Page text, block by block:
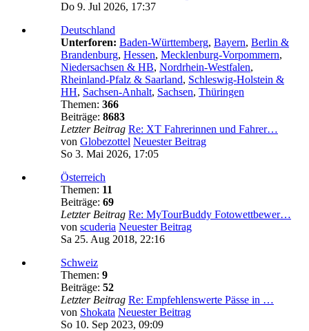
Do 9. Jul 2026, 17:37
Deutschland
Unterforen: Baden-Württemberg, Bayern, Berlin &
Brandenburg, Hessen, Mecklenburg-Vorpommern,
Niedersachsen & HB, Nordrhein-Westfalen,
Rheinland-Pfalz & Saarland, Schleswig-Holstein &
HH, Sachsen-Anhalt, Sachsen, Thüringen
Themen: 366
Beiträge: 8683
Letzter Beitrag Re: XT Fahrerinnen und Fahrer…
von Globezottel Neuester Beitrag
So 3. Mai 2026, 17:05
Österreich
Themen: 11
Beiträge: 69
Letzter Beitrag Re: MyTourBuddy Fotowettbewer…
von scuderia Neuester Beitrag
Sa 25. Aug 2018, 22:16
Schweiz
Themen: 9
Beiträge: 52
Letzter Beitrag Re: Empfehlenswerte Pässe in …
von Shokata Neuester Beitrag
So 10. Sep 2023, 09:09